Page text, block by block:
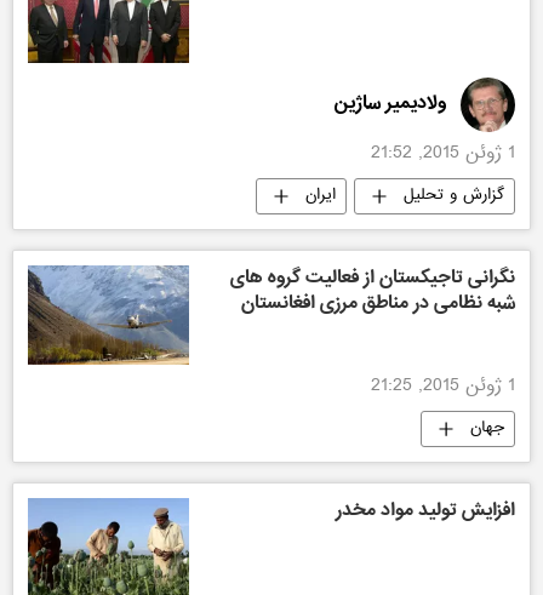
ولادیمیر ساژین
1 ژوئن 2015, 21:52
گزارش و تحلیل ایران
نگرانی تاجیکستان از فعالیت گروه های
شبه نظامی در مناطق مرزی افغانستان
1 ژوئن 2015, 21:25
جهان
افزایش تولید مواد مخدر